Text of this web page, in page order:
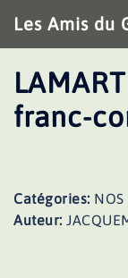
au
contenu
Les Amis du
franc-
Catégories: NOS
Auteur: